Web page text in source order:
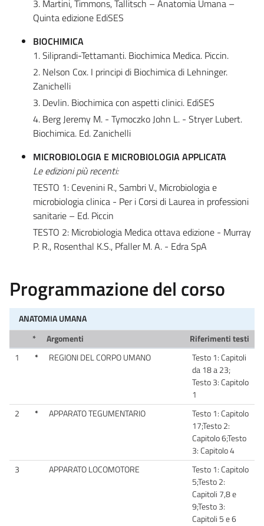
3. Martini, Timmons, Tallitsch – Anatomia Umana –
Quinta edizione EdiSES
BIOCHIMICA
1. Siliprandi-Tettamanti. Biochimica Medica. Piccin.
2. Nelson Cox. I principi di Biochimica di Lehninger.
Zanichelli
3. Devlin. Biochimica con aspetti clinici. EdiSES
4. Berg Jeremy M. - Tymoczko John L. - Stryer Lubert.
Biochimica. Ed. Zanichelli
MICROBIOLOGIA E MICROBIOLOGIA APPLICATA
Le edizioni più recenti:
TESTO 1: Cevenini R., Sambri V., Microbiologia e
microbiologia clinica - Per i Corsi di Laurea in professioni
sanitarie – Ed. Piccin
TESTO 2: Microbiologia Medica ottava edizione - Murray
P. R., Rosenthal K.S., Pfaller M. A. - Edra SpA
Programmazione del corso
ANATOMIA UMANA
*
Argomenti
Riferimenti testi
1
* REGIONI DEL CORPO UMANO
Testo 1: Capitoli
da 18 a 23;
Testo 3: Capitolo
1
2
* APPARATO TEGUMENTARIO
Testo 1: Capitolo
17;Testo 2:
Capitolo 6;Testo
3: Capitolo 4
3
APPARATO LOCOMOTORE
Testo 1: Capitolo
5;Testo 2:
Capitoli 7,8 e
9;Testo 3:
Capitoli 5 e 6